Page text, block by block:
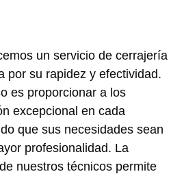
un servicio de cerrajería
por su rapidez y efectividad.
es proporcionar a los
excepcional en cada
que sus necesidades sean
profesionalidad. La
nuestros técnicos permite